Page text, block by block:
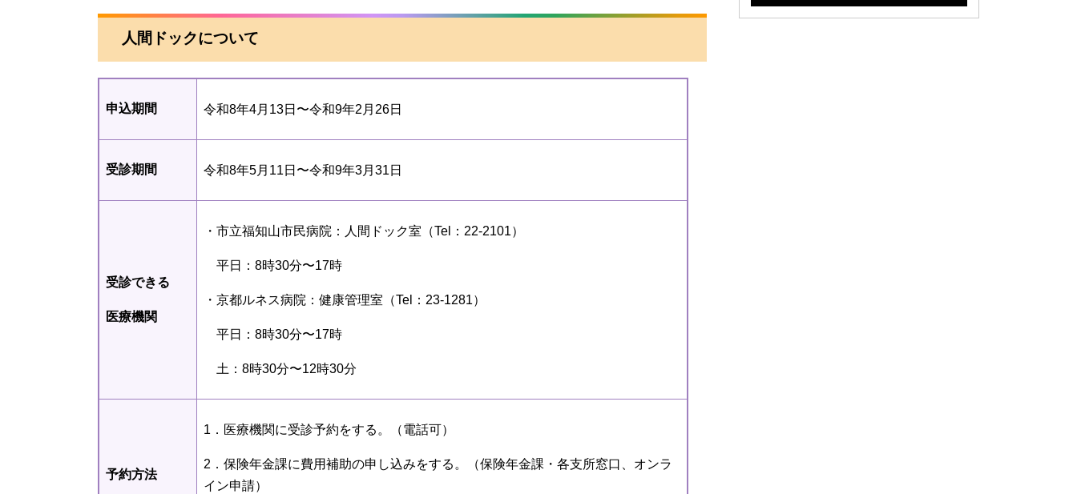
人間ドックについて
申込期間 令和8年4月13日〜令和9年2月26日
受診期間 令和8年5月11日〜令和9年3月31日
受診できる
医療機関
・市立福知山市民病院：人間ドック室（Tel：22-2101）
平日：8時30分〜17時
​・京都ルネス病院：健康管理室（Tel：23-1281​）
平日：8時30分〜17時
土：8時30分〜12時30分
予約方法
1．医療機関に受診予約をする。（電話可）
2．保険年金課に費用補助の申し込みをする。（保険年金課・各支所窓口、オンラ
イン申請）